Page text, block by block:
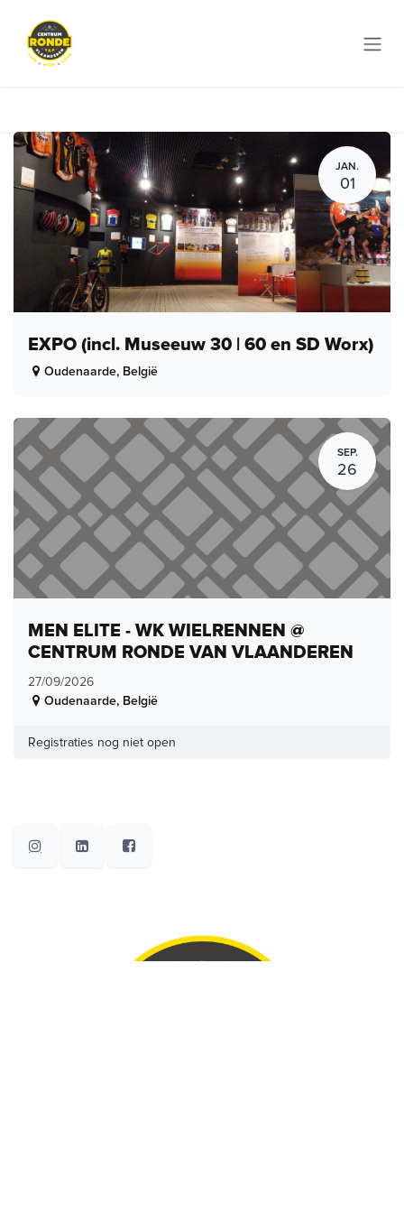
JAN.
01
EXPO (incl. Museeuw 30 | 60 en SD Worx)
Oudenaarde, België
SEP.
26
MEN ELITE - WK WIELRENNEN @
CENTRUM RONDE VAN VLAANDEREN
27/09/2026
Oudenaarde, België
Registraties nog niet open